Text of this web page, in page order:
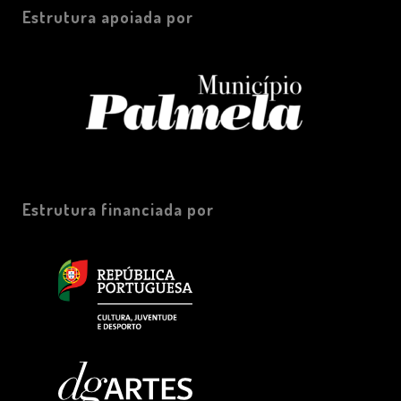
Estrutura apoiada por
Estrutura financiada por